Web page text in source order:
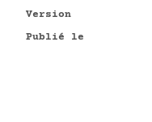
Version
Publié le